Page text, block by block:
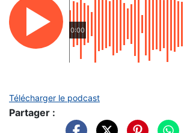
0:00
Télécharger le podcast
Partager :